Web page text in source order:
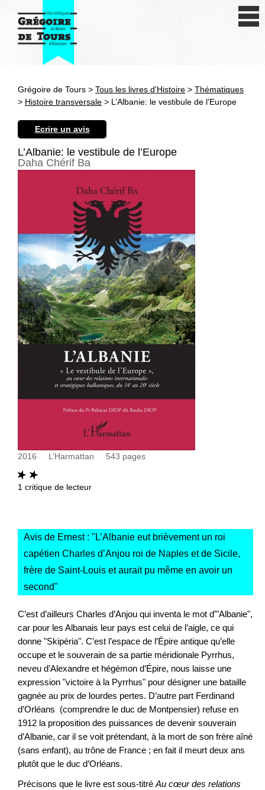
Antiquité
Epoque moderne
XXe siècle
Autres civilisations
Thématiques
Grégoire de Tours > Tous les livres d'Histoire > Thématiques
> Histoire transversale > L’Albanie: le vestibule de l’Europe
Ecrire un avis
L’Albanie: le vestibule de l’Europe
Daha Chérif Ba
2016 L’Harmattan 543 pages
1 critique de lecteur
Avis de Ernest : " L’Albanie eut brièvement un roi
capétien Charles d’Anjou roi de Naples et de Sicile,
frère de Saint-Louis et aurait pu même en avoir un
second"
C’est d’ailleurs Charles d’Anjou qui inventa le mot d’"Albanie",
car pour les Albanais leur pays est celui de l’aigle, ce qui
donne "Skipéria". C’est l’espace de l’Épire antique qu’elle
occupe et le souverain de sa partie méridionale Pyrrhus,
neveu d’Alexandre et hégémon d’Épire, nous laisse une
expression "victoire à la Pyrrhus" pour désigner une bataille
gagnée au prix de lourdes pertes. D’autre part Ferdinand
d’Orléans (comprendre le duc de Montpensier) refuse en
1912 la proposition des puissances de devenir souverain
d’Albanie, car il se voit prétendant, à la mort de son frère aîné
(sans enfant), au trône de France ; en fait il meurt deux ans
plutôt que le duc d’Orléans.
Précisons que le livre est sous-titré Au cœur des relations